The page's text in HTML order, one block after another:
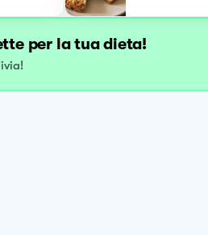
per la tua dieta!